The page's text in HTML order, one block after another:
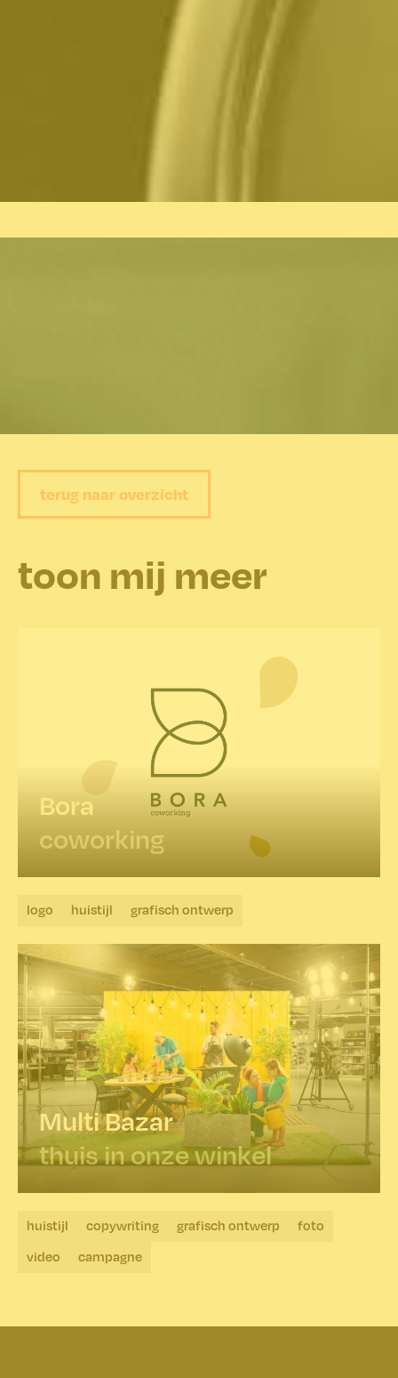
Bora
coworking
logo huistijl grafisch ontwerp
Multi Bazar
thuis in onze winkel
huistijl copywriting grafisch ontwerp
foto
video
campagne
toon mij meer
terug naar overzicht